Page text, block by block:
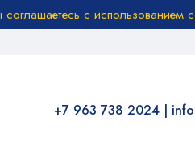
с использованием
+7 963 738 2024 |